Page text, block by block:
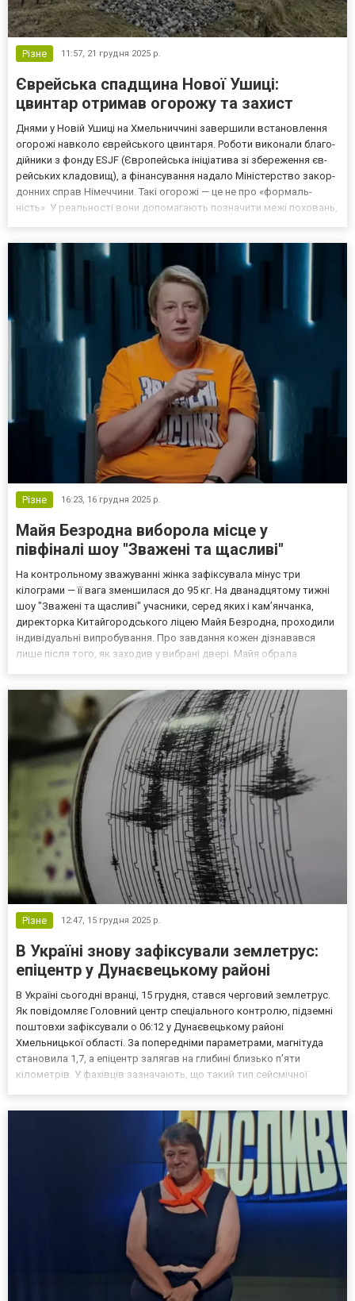
Різне 11:57, 21 грудня 2025 р.
Єврейська спадщина Нової Ушиці:
цвинтар отримав огорожу та захист
Дня­ми у Но­вій Уши­ці на Хмель­нич­чи­ні за­вер­ши­ли вста­нов­лення
ого­ро­жі нав­ко­ло єв­рей­сько­го цвин­та­ря. Ро­бо­ти ви­ко­на­ли бла­го­
дій­ни­ки з фон­ду ESJF (Єв­ро­пей­ська іні­ці­ати­ва зі збе­ре­жен­ня єв­
рей­ських кла­до­вищ), а фі­нан­су­ван­ня на­да­ло Мі­ніс­терс­тво за­кор­
донних справ Ні­меч­чи­ни. Та­кі ого­ро­жі — це не про «фор­маль­
ність». У ре­аль­нос­ті во­ни до­по­ма­га­ють поз­на­чи­ти ме­жі по­хо­вань,
Різне 16:23, 16 грудня 2025 р.
Майя Безродна виборола місце у
півфіналі шоу "Зважені та щасливі"
На контрольному зважуванні жінка зафіксувала мінус три
кілограми — її вага зменшилася до 95 кг. На дванадцятому тижні
шоу "Зважені та щасливі" учасники, серед яких і кам’янчанка,
директорка Китайгородського ліцею Майя Безродна, проходили
індивідуальні випробування. Про завдання кожен дізнавався
лише після того, як заходив у вибрані двері. Майя обрала
Різне 12:47, 15 грудня 2025 р.
В Україні знову зафіксували землетрус:
епіцентр у Дунаєвецькому районі
В Україні сьогодні вранці, 15 грудня, стався черговий землетрус.
Як повідомляє Головний центр спеціального контролю, підземні
поштовхи зафіксували о 06:12 у Дунаєвецькому районі
Хмельницької області. За попередніми параметрами, магнітуда
становила 1,7, а епіцентр залягав на глибині близько п’яти
кілометрів. У фахівців зазначають, що такий тип сейсмічної